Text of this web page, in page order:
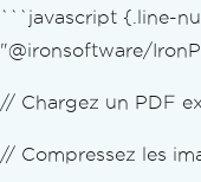
```javascript {.line-
"@ironsoftware/
// Chargez un PDF
// Compressez les